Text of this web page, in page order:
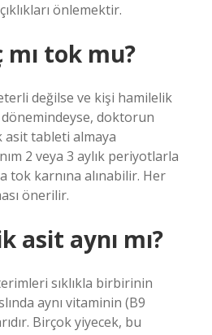
önlemektir.
tok mu?
değilse ve kişi hamilelik
doktorun
tableti almaya
2 veya 3 aylık periyotlarla
tok karnına alınabilir. Her
önerilir.
asit aynı mı?
sıklıkla birbirinin
aynı vitaminin (B9
Birçok yiyecek, bu